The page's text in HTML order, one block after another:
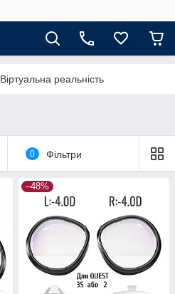
Віртуальна реальність
0 Фільтри
–48%